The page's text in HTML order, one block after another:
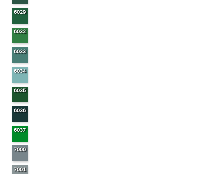
6029
6032
6033
6034
6035
6036
6037
7000
7001